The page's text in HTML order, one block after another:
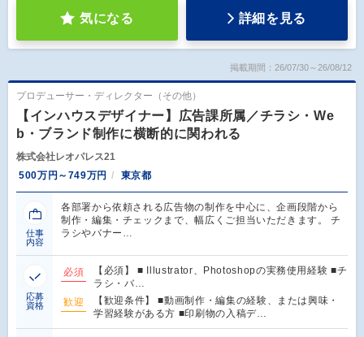
気になる 詳細を見る
掲載期間：26/07/30～26/08/12
プロデューサー・ディレクター（その他）
【インハウスデザイナー】広告課所属／チラシ・We
b・ブランド制作に横断的に関われる
株式会社レオパレス21
500万円～749万円
東京都
仕事
内容
各部署から依頼される広告物の制作を中心に、企画段階から
制作・編集・チェックまで、幅広くご担当いただきます。 チ
ラシやバナー…
応募
資格
必須
【必須】 ■ Illustrator、Photoshopの実務使用経験 ■チ
ラシ・バ…
歓迎
【歓迎条件】 ■動画制作・編集の経験、または興味・
学習経験がある方 ■印刷物の入稿デ…